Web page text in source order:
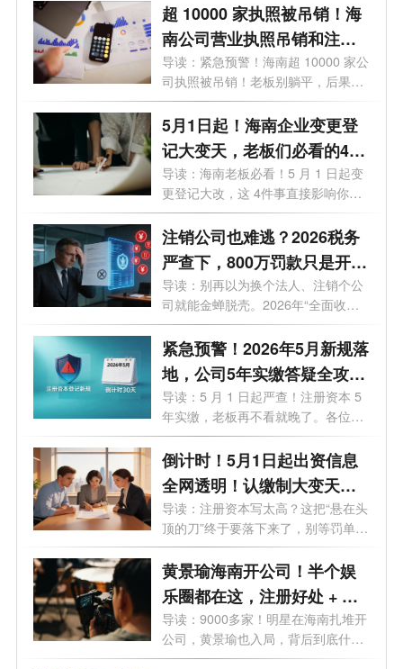
超 10000 家执照被吊销！海
南公司营业执照吊销和注销
一样吗？企业被吊销后应该
怎么处理？看这篇就够了！
导读：紧急预警！海南超 10000 家公
司执照被吊销！老板别躺平，后果直
接影...
5月1日起！海南企业变更登
记大变天，老板们必看的4个
关键影响
导读：海南老板必看！5 月 1 日起变
更登记大改，这 4件事直接影响你的
钱袋...
注销公司也难逃？2026税务
严查下，800万罚款只是开
始！老板们的最后自救指南
导读：别再以为换个法人、注销个公
司就能金蝉脱壳。2026年“全面收割
期”...
紧急预警！2026年5月新规落
地，公司5年实缴答疑全攻
略，老板必看避坑
导读：5 月 1 日起严查！注册资本 5
年实缴，老板再不看就晚了。各位老
板、...
倒计时！5月1日起出资信息
全网透明！认缴制大变天，
这3条“逃债路”全被封死！
导读：注册资本写太高？这把“悬在头
顶的刀”终于要落下来了，别等罚单
才...
黄景瑜海南开公司！半个娱
乐圈都在这，注册好处 + 费
用一次说清
导读：9000多家！明星在海南扎堆开
公司，黄景瑜也入局，背后到底什么
信号...